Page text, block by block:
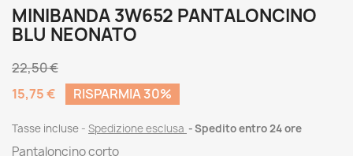
MINIBANDA 3W652 PANTALONCINO
BLU NEONATO
22,50 €
15,75 €
RISPARMIA 30%
Tasse incluse Spedizione esclusa Spedito entro 24 ore
Pantaloncino corto